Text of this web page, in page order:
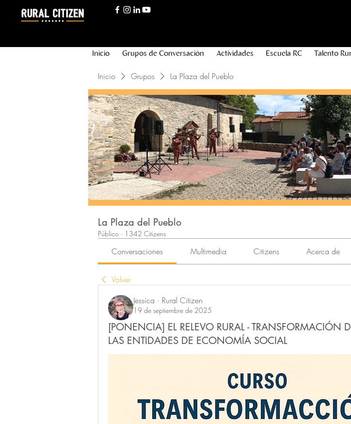
Inicio Grupos de Conversación Actividades Escuela RC Talento
Inicio Grupos La Plaza del Pueblo
La Plaza del Pueblo
Público · 1342 Citizens
Conversaciones Multimedia Citizens Acerca de
Volver
Jessica · Rural Citizen
19 de septiembre de 2025
[PONENCIA] EL RELEVO RURAL - TRANSFORMACIÓN
LAS ENTIDADES DE ECONOMÍA SOCIAL